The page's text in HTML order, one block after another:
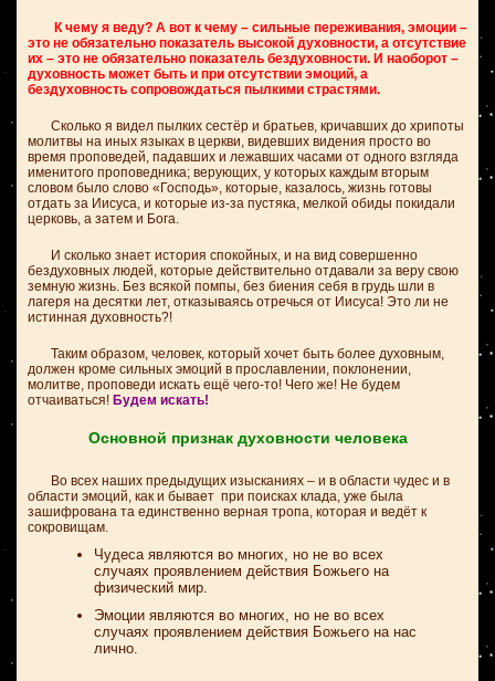
К чему я веду? А вот к чему – сильные переживания, эмоции –
это не обязательно показатель высокой духовности, а отсутствие
их – это не обязательно показатель бездуховности. И наоборот –
духовность может быть и при отсутствии эмоций, а
бездуховность сопровождаться пылкими страстями.
Сколько я видел пылких сестёр и братьев, кричавших до хрипоты
молитвы на иных языках в церкви, видевших видения просто во
время проповедей, падавших и лежавших часами от одного взгляда
именитого проповедника; верующих, у которых каждым вторым
словом было слово «Господь», которые, казалось, жизнь готовы
отдать за Иисуса, и которые из-за пустяка, мелкой обиды покидали
церковь, а затем и Бога.
И сколько знает история спокойных, и на вид совершенно
бездуховных людей, которые действительно отдавали за веру свою
земную жизнь. Без всякой помпы, без биения себя в грудь шли в
лагеря на десятки лет, отказываясь отречься от Иисуса! Это ли не
истинная духовность?!
Таким образом, человек, который хочет быть более духовным,
должен кроме сильных эмоций в прославлении, поклонении,
молитве, проповеди искать ещё чего-то! Чего же! Не будем
отчаиваться! Будем искать!
Основной признак духовности человека
Во всех наших предыдущих изысканиях – и в области чудес и в
области эмоций, как и бывает при поисках клада, уже была
зашифрована та единственно верная тропа, которая и ведёт к
сокровищам.
Чудеса являются во многих, но не во всех
случаях проявлением действия Божьего на
физический мир.
Эмоции являются во многих, но не во всех
случаях проявлением действия Божьего на нас
лично.